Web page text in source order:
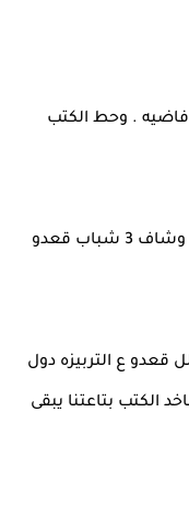
. وحط الكتب
بعد كدا . راجع ومعاه الحاجه الساقعه . وشاف 3 شباب قعدو
قعدو ع التربيزه دول
الكتب بتاعتنا يبقى